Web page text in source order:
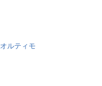
オルティモ